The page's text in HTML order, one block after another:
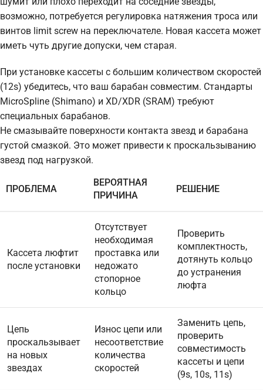
возможно, потребуется регулировка натяжения троса или
винтов limit screw на переключателе. Новая кассета может
иметь чуть другие допуски, чем старая.
При установке кассеты с большим количеством скоростей
(12s) убедитесь, что ваш барабан совместим. Стандарты
MicroSpline (Shimano) и XD/XDR (SRAM) требуют
специальных барабанов.
Не смазывайте поверхности контакта звезд и барабана
густой смазкой. Это может привести к проскальзыванию
звезд под нагрузкой.
ПРОБЛЕМА
ВЕРОЯТНАЯ
ПРИЧИНА
РЕШЕНИЕ
Кассета люфтит
после установки
Отсутствует
необходимая
проставка или
недожато
стопорное
кольцо
Проверить
комплектность,
дотянуть кольцо
до устранения
люфта
Цепь
проскальзывает
на новых
звездах
Износ цепи или
несоответствие
количества
скоростей
Заменить цепь,
проверить
совместимость
кассеты и цепи
(9s, 10s, 11s)